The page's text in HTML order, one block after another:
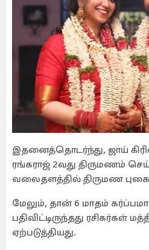
இதனைத்தொடர்ந்து, ஜாய்
ரங்கராஜ் 2வது திருமணம்
வலைதளத்தில் திருமண
மேலும், தான் 6 மாதம்
பதிவிட்டிருந்தது ரசிகர்கள்
ஏற்படுத்தியது.